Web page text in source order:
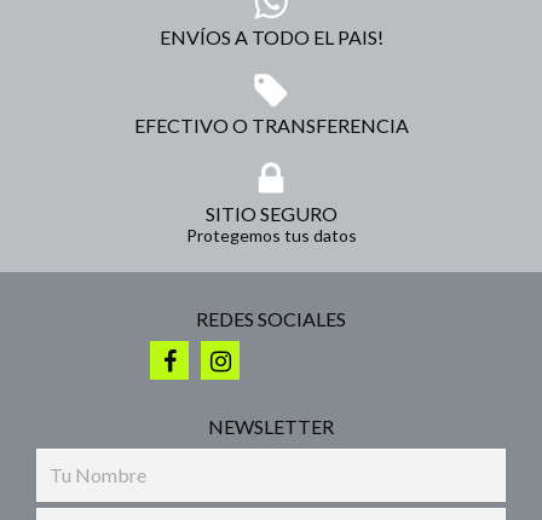
ENVÍOS A TODO EL PAIS!
EFECTIVO O TRANSFERENCIA
SITIO SEGURO
Protegemos tus datos
REDES SOCIALES
NEWSLETTER